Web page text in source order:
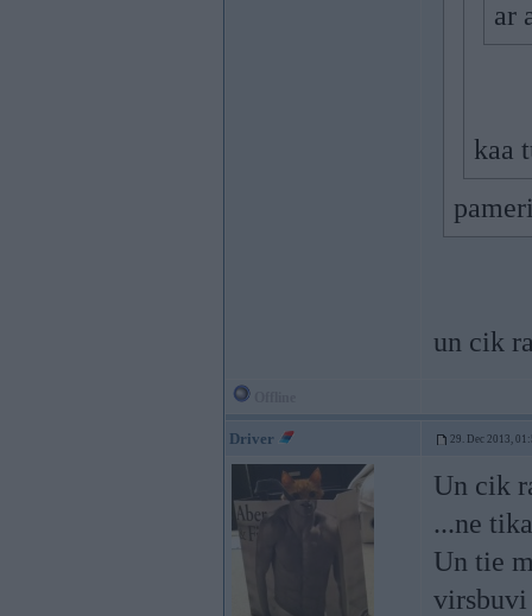
ar
kaa
un cik
Driver 29. Dec 2013,
Un cik
...ne
Un tie
virsbuvi